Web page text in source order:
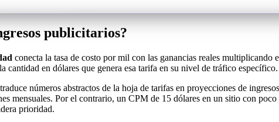
publicitarios?
conecta la tasa de costo por mil con las ganancias reales
cantidad en dólares que genera esa tarifa en su nivel de tráfico
números abstractos de la hoja de tarifas en proyecciones de
mensuales. Por el contrario, un CPM de 15 dólares en un sitio con
prioridad.